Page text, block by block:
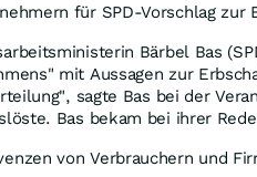
für SPD-Vorschlag zur
Bärbel Bas
mit Aussagen zur
sagte Bas bei der
Bas bekam bei ihrer
von Verbrauchern und